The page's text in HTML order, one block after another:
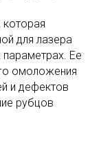
для лазера
параметрах. Ее
омоложения
и дефектов
рубцов